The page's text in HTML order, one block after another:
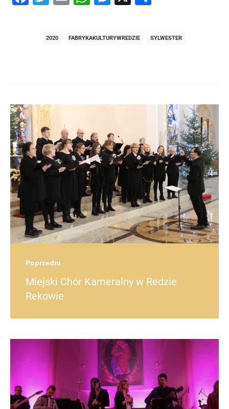
2020 FABRYKAKULTURYWREDZIE SYLWESTER
Post
navigation
post
Poprzedni
Miejski Chór Kameralny w Redzie
Rekowie